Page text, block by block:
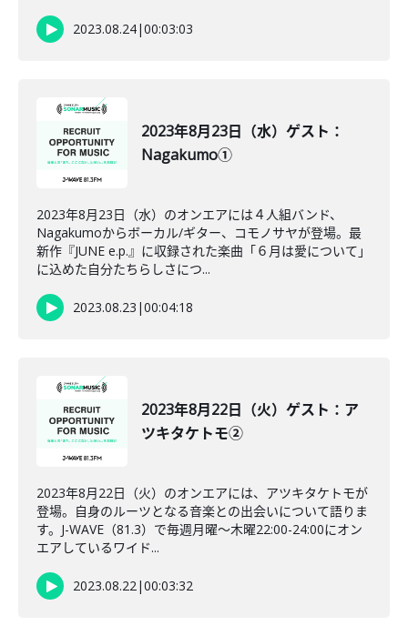
2023.08.24|00:03:03
2023年8月23日（水）ゲスト：
Nagakumo①
2023年8月23日（水）のオンエアには４人組バンド、
Nagakumoからボーカル/ギター、コモノサヤが登場。最
新作『JUNE e.p.』に収録された楽曲「６月は愛について」
に込めた自分たちらしさにつ...
2023.08.23 |00:04:18
2023年8月22日（火）ゲスト：ア
ツキタケトモ②
2023年8月22日（火）のオンエアには、アツキタケトモが
登場。自身のルーツとなる音楽との出会いについて語りま
す。J-WAVE（81.3）で毎週月曜～木曜22:00-24:00にオン
エアしているワイド...
2023.08.22|00:03:32